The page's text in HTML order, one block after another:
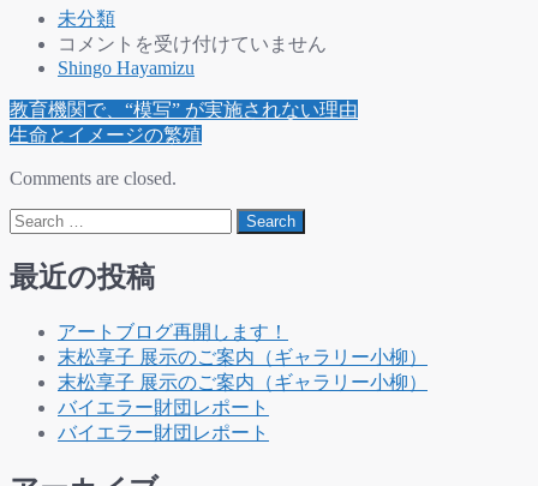
未分類
ド
ラ
も
ん
悟
の、
落
き
が
意
味
す
コメントを受け付けていません
Shingo Hayamizu
Post
navigation
教育機関で、“模写” が実施されない理由
生命とイメージの繁殖
Comments are closed.
Search
最近の投稿
アートブログ再開します！
末松享子 展示のご案内（ギャラリー小柳）
末松享子 展示のご案内（ギャラリー小柳）
バイエラー財団レポート
バイエラー財団レポート